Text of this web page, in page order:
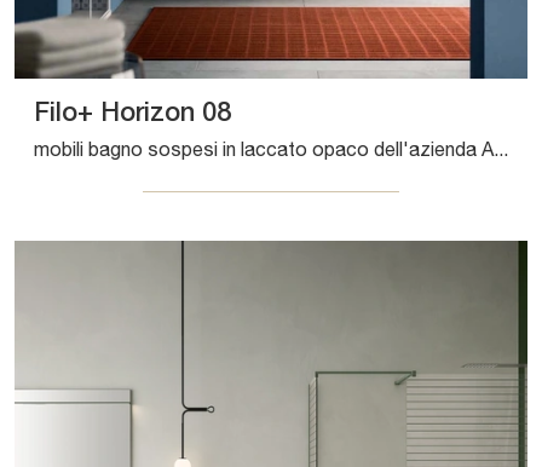
Filo+ Horizon 08
mobili bagno sospesi in laccato opaco dell'azienda Artesi: clicca e scopri l'arredo bagno moderno Filo+ Horizon 08 per il bagno di casa.